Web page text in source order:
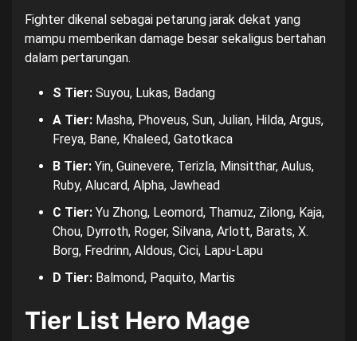
Fighter dikenal sebagai petarung jarak dekat yang
mampu memberikan damage besar sekaligus bertahan
dalam pertarungan.
S Tier: Suyou, Lukas, Badang
A Tier: Masha, Phoveus, Sun, Julian, Hilda, Argus,
Freya, Bane, Khaleed, Gatotkaca
B Tier: Yin, Guinevere, Terizla, Minsitthar, Aulus,
Ruby, Alucard, Alpha, Jawhead
C Tier: Yu Zhong, Leomord, Thamuz, Zilong, Kaja,
Chou, Dyrroth, Roger, Silvana, Arlott, Barats, X.
Borg, Fredrinn, Aldous, Cici, Lapu-Lapu
D Tier: Balmond, Paquito, Martis
Tier List Hero Mage